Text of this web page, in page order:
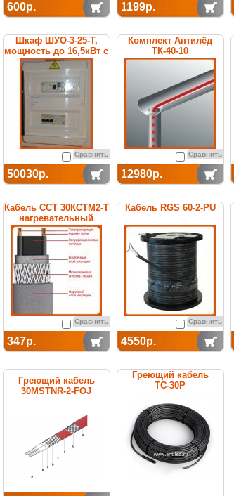
600р. 1199р.
Шкаф ШУО-3-25-T,
мощность до 16,5кВт с
термостатом
Сравнить
50030р.
Комплект Антилёд
ТК-40-10
Сравнить
12980р.
Кабель ССТ 30КСТМ2-Т
нагревательный
саморегулирующийся
Сравнить
347р.
Кабель RGS 60-2-PU
Сравнить
4550р.
Греющий кабель
30MSTNR-2-FOJ
Греющий кабель
ТС-30Р